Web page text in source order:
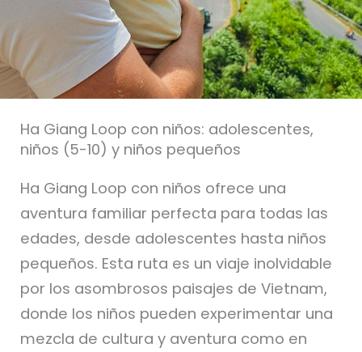
Ha Giang Loop con niños: adolescentes,
niños (5-10) y niños pequeños
Ha Giang Loop con niños ofrece una
aventura familiar perfecta para todas las
edades, desde adolescentes hasta niños
pequeños. Esta ruta es un viaje inolvidable
por los asombrosos paisajes de Vietnam,
donde los niños pueden experimentar una
mezcla de cultura y aventura como en